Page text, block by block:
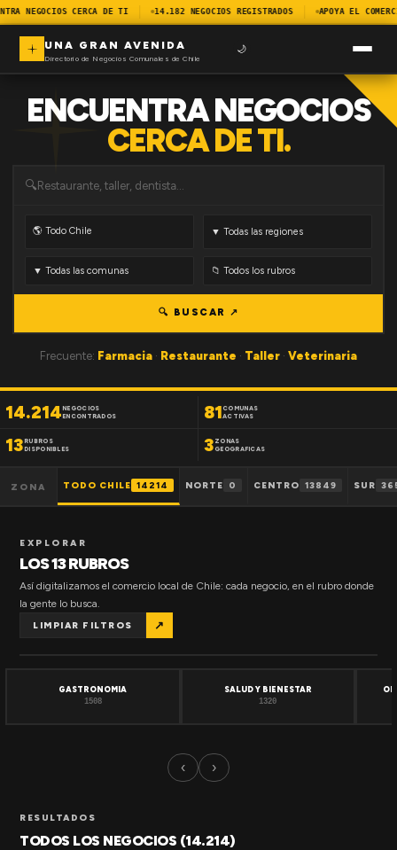
NEGOCIOS CERCA DE TI 14.182 NEGOCIOS REGISTRADOS APOYA EL
UNA GRAN AVENIDA
Directorio de Negocios Comunales de Chile
🌙
ENCUENTRA NEGOCIOS
CERCA DE TI.
🔍
🔍 BUSCAR ↗
Frecuente: Farmacia · Restaurante · Taller · Veterinaria
14.214NEGOCIOS
ENCONTRADOS
81 COMUNAS
ACTIVAS
13RUBROS
DISPONIBLES
3 ZONAS
GEOGRAFICAS
ZONA TODO CHILE 14214 NORTE 0 CENTRO 13849 SUR
EXPLORAR
LOS 13 RUBROS
Así digitalizamos el comercio local de Chile: cada negocio, en el rubro donde
la gente lo busca.
LIMPIAR FILTROS ↗
GASTRONOMIA
1508
SALUD Y BIENESTAR
1320
‹ ›
RESULTADOS
TODOS LOS NEGOCIOS (14.214)